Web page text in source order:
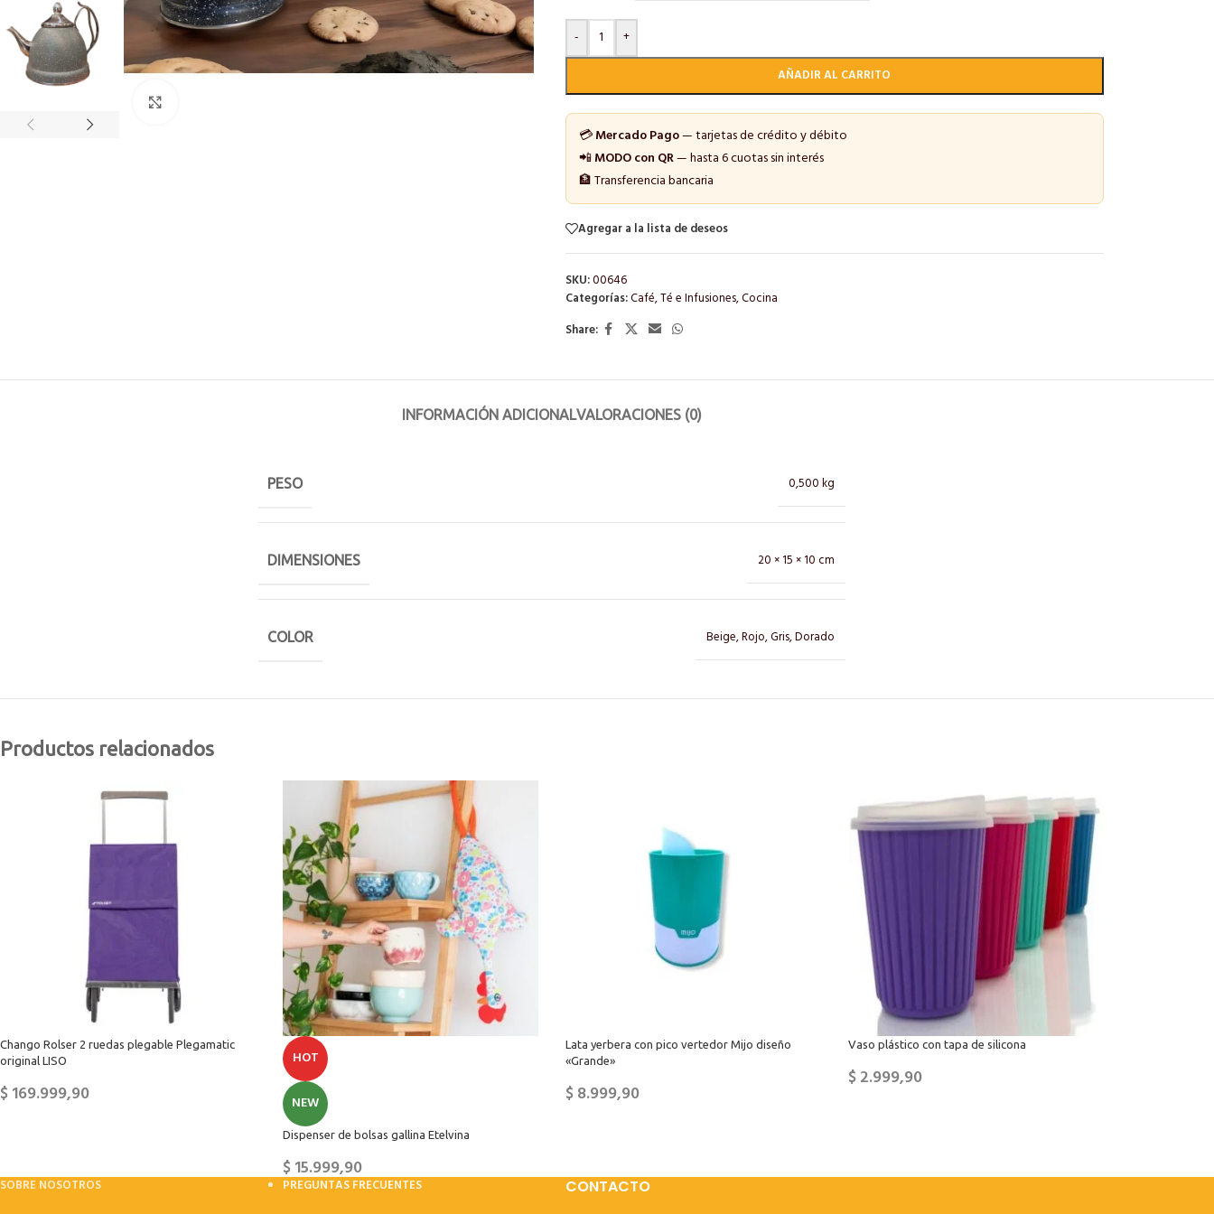
-
+
AÑADIR AL CARRITO
💳Mercado Pago— tarjetas de crédito y débito
📲MODO con QR— hasta 6 cuotas sin interés
🏦 Transferencia bancaria
Agregar a la lista de deseos
SKU:00646
Categorías:Café, Té e Infusiones,Cocina
Share:
INFORMACIÓN ADICIONALVALORACIONES (0)
PESO 0,500 kg
DIMENSIONES 20 × 15 × 10 cm
COLOR Beige,Rojo,Gris,Dorado
Productos relacionados
Chango Rolser 2 ruedas plegable Plegamatic
original LISO
$169.999,90
HOT
NEW
Dispenser de bolsas gallina Etelvina
$15.999,90
Lata yerbera con pico vertedor Mijo diseño
«Grande»
$8.999,90
Vaso plástico con tapa de silicona
$2.999,90
SOBRE NOSOTROS PREGUNTAS FRECUENTES CONTACTO